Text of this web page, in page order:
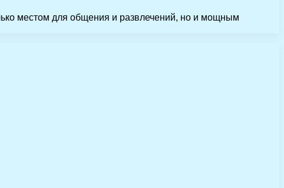
местом для общения и развлечений, но и мощным